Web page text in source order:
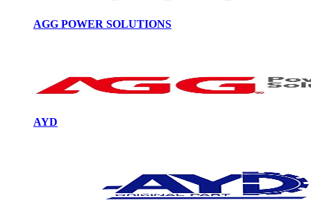
AGG POWER SOLUTIONS
AYD